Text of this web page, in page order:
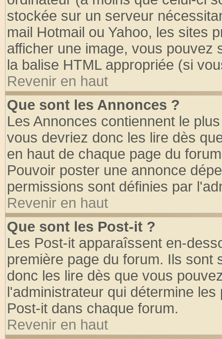
stockée sur un serveur
mail Hotmail ou Yahoo, les sites
afficher une image, vous pouvez
la balise HTML appropriée (si
Revenir en haut
Que sont les Annonces ?
Les Annonces contiennent le
vous devriez donc les lire dès
en haut de chaque page du
Pouvoir poster une annonce
permissions sont définies par
Revenir en haut
Que sont les Post-it ?
Les Post-it apparaîssent en-
première page du forum. Ils
donc les lire dès que vous
l'administrateur qui détermine
Post-it dans chaque forum.
Revenir en haut